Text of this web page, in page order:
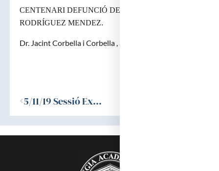
CENTENARI DEFUNCIÓ DEL DOCTOR RAFAEL
RODRÍGUEZ MENDEZ.
Dr. Jacint Corbella i Corbella , acadèmic numerari.
5/11/19 Sessió Extraordinaria «IN MEMORIAM»